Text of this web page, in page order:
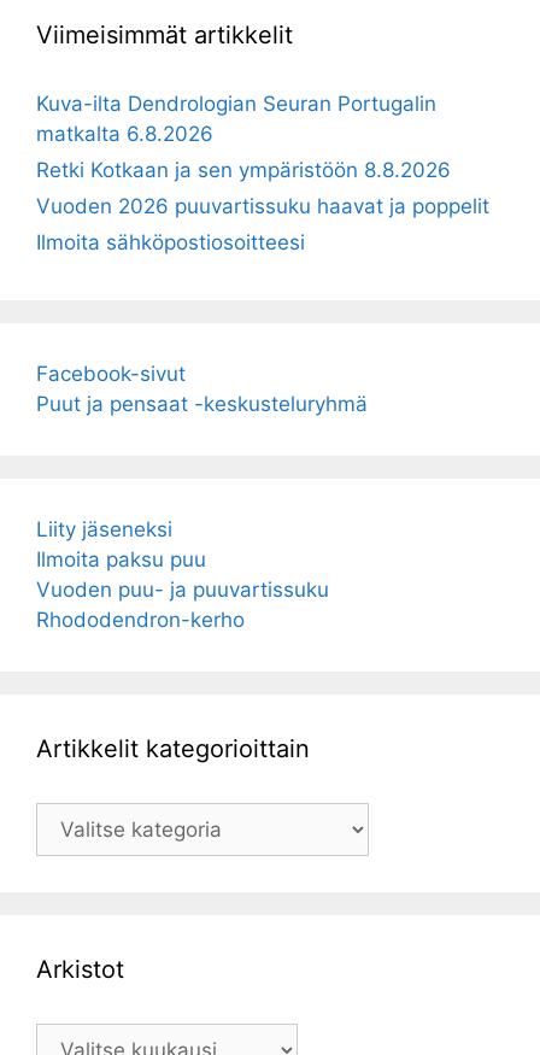
Viimeisimmät artikkelit
Kuva-ilta Dendrologian Seuran Portugalin
matkalta 6.8.2026
Retki Kotkaan ja sen ympäristöön 8.8.2026
Vuoden 2026 puuvartissuku haavat ja poppelit
Ilmoita sähköpostiosoitteesi
Facebook-sivut
Puut ja pensaat -keskusteluryhmä
Liity jäseneksi
Ilmoita paksu puu
Vuoden puu- ja puuvartissuku
Rhododendron-kerho
Artikkelit kategorioittain
Artikkelit
Arkistot
Arkistot